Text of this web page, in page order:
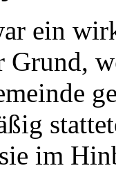
ein
Grund,
im